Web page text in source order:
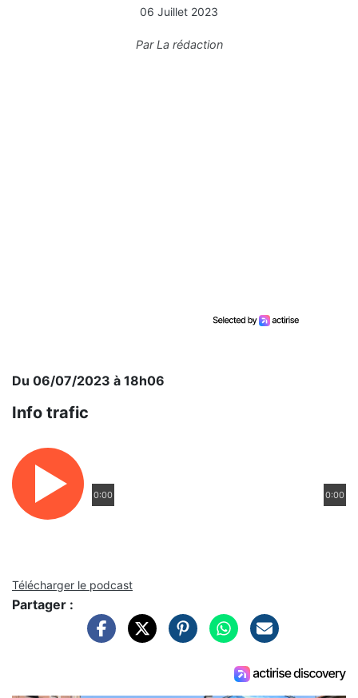
06 Juillet 2023
ParLa rédaction
Du 06/07/2023 à 18h06
Info trafic
0:00 0:00
Télécharger le podcast
Partager :